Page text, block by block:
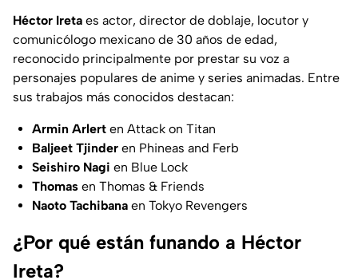
Héctor Ireta es actor, director de doblaje, locutor y
comunicólogo mexicano de 30 años de edad,
reconocido principalmente por prestar su voz a
personajes populares de anime y series animadas. Entre
sus trabajos más conocidos destacan:
Armin Arlert en Attack on Titan
Baljeet Tjinder en Phineas and Ferb
Seishiro Nagi en Blue Lock
Thomas en Thomas & Friends
Naoto Tachibana en Tokyo Revengers
¿Por qué están funando a Héctor
Ireta?